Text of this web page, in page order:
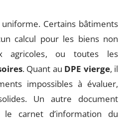
uniforme. Certains bâtiments
calcul pour les biens non
agricoles, ou toutes les
. Quant au DPE vierge, il
impossibles à évaluer,
Un autre document
carnet d’information du